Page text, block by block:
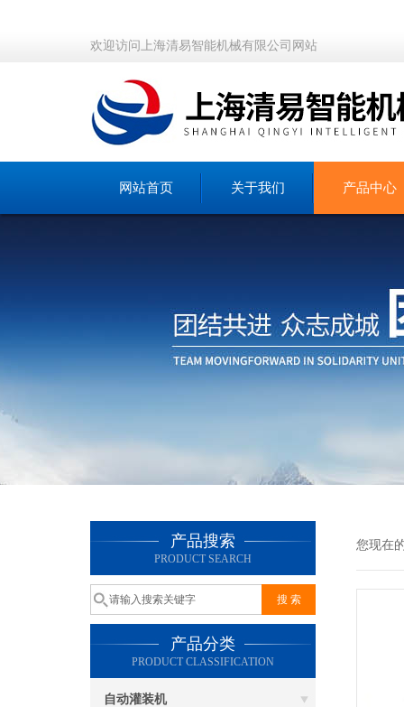
欢迎访问上海清易智能机械有限公司网站
网站首页 关于我们 产品中心
产品搜索
PRODUCT SEARCH
产品分类
PRODUCT CLASSIFICATION
自动灌装机
您现在